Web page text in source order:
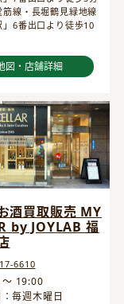
筋線・長堀鶴見緑地線
」6番出口より徒歩10
図・店舗詳細
酒買取販売 MY
by JOYLAB 福
6610
19:00
毎週木曜日